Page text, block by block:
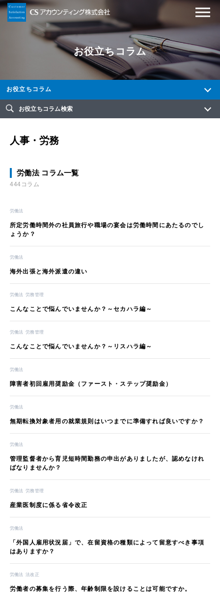
お役立ちコラム
お役立ちコラム
お役立ちコラム検索
人事・労務
労働法 コラム一覧
444コラム
労働法
所定労働時間外の社員旅行や職場の宴会は労働時間にあたるのでし
ょうか？
労働法
海外出張と海外派遣の違い
労働法 労務管理
こんなことで悩んでいませんか？～セカハラ編～
労働法 労務管理
こんなことで悩んでいませんか？～リスハラ編～
労働法
障害者初回雇用奨励金（ファースト・ステップ奨励金）
労働法
無期転換対象者用の就業規則はいつまでに準備すれば良いですか？
労働法
管理監督者から育児短時間勤務の申出がありましたが、認めなけれ
ばなりませんか？
労働法 労務管理
産業医制度に係る省令改正
労働法
「外国人雇用状況届」で、在留資格の種類によって留意すべき事項
はありますか？
労働法 法改正
労働者の募集を行う際、年齢制限を設けることは可能ですか。